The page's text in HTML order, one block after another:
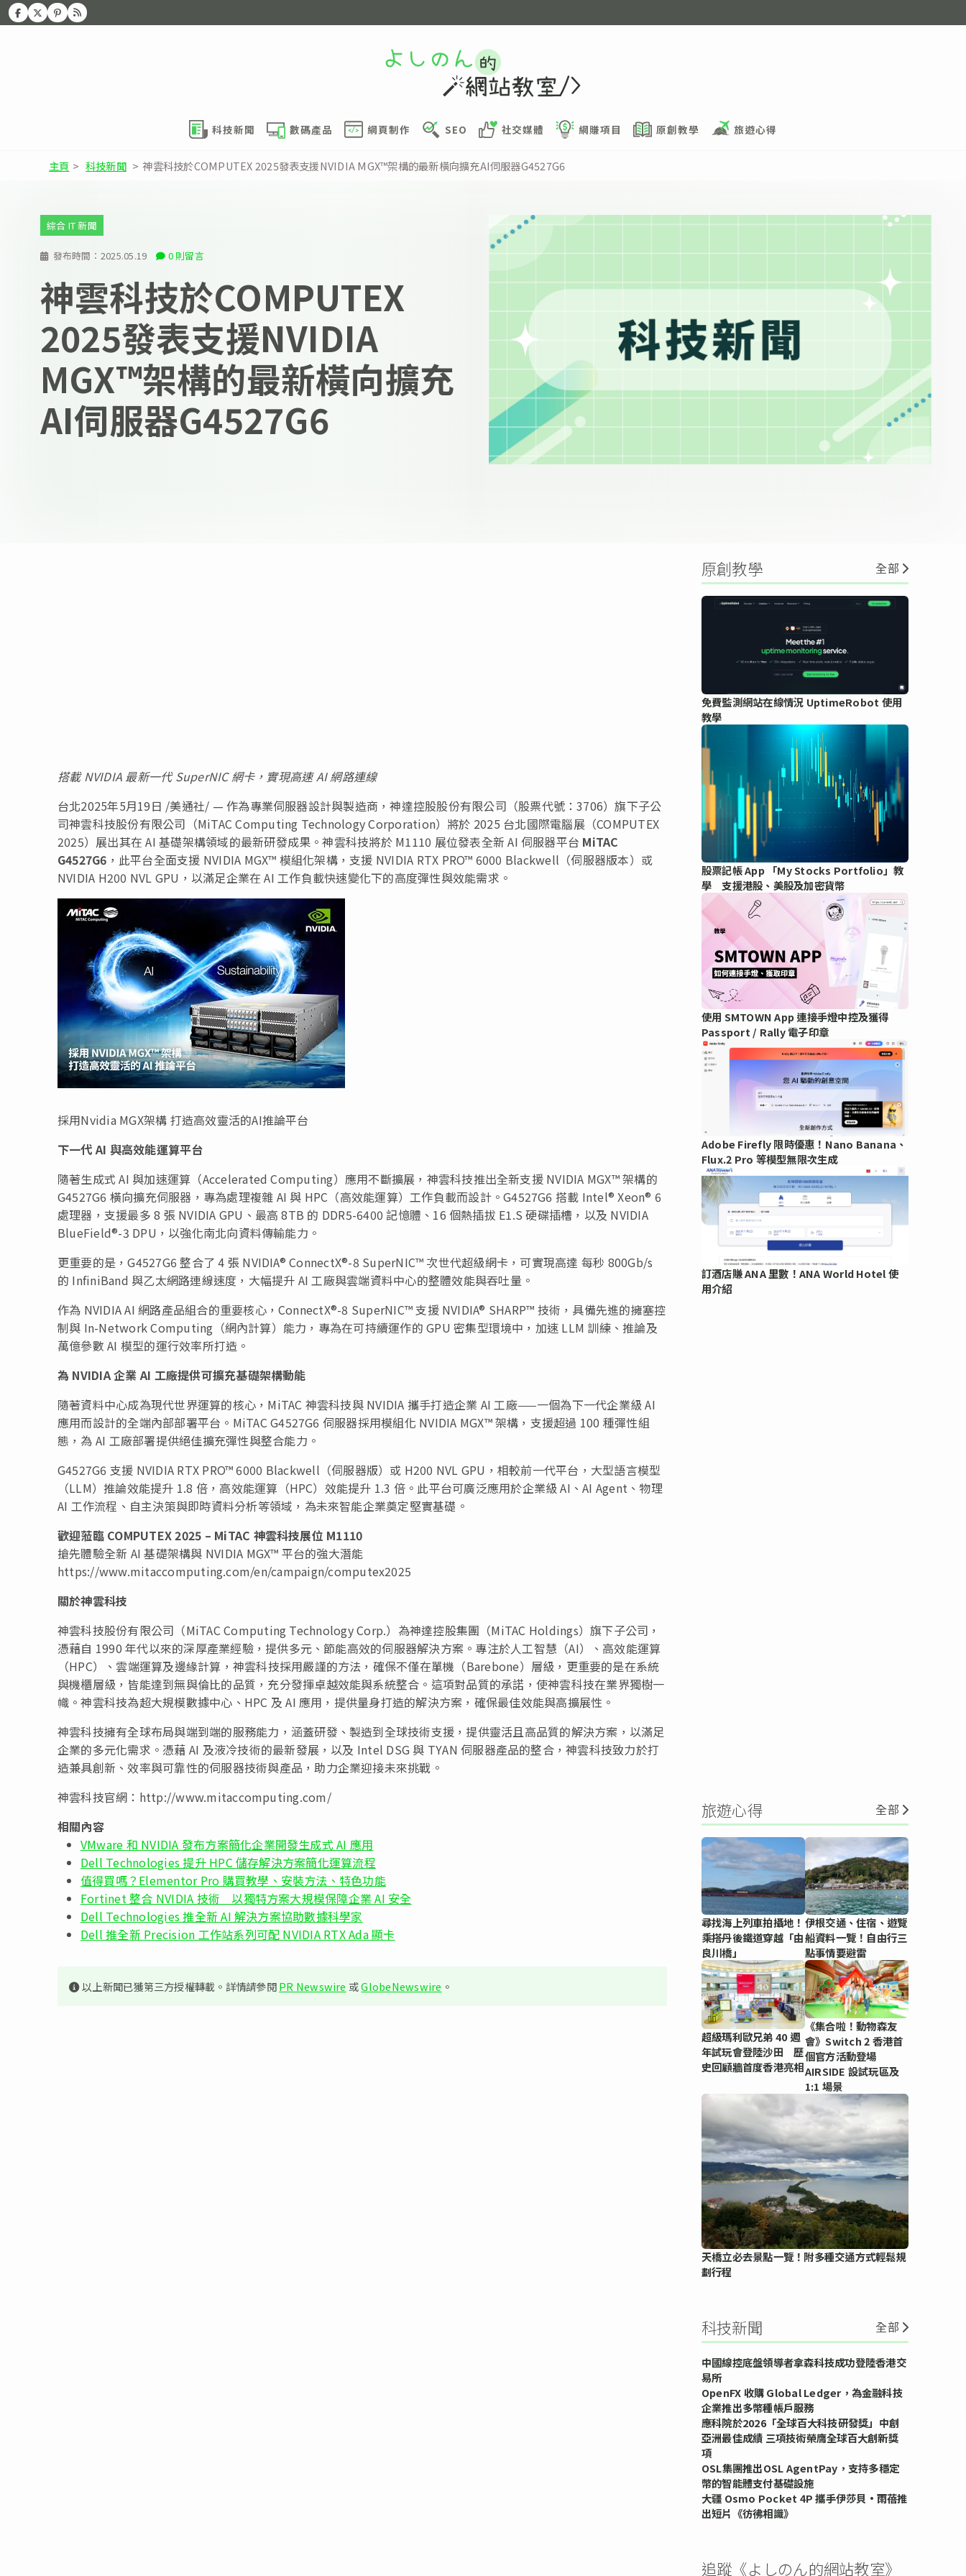
科技新聞 數碼產品 網頁制作 SEO 社交媒體 網賺項目 原創教學 旅遊心得
主頁 > 科技新聞 > 神雲科技於COMPUTEX 2025發表支援NVIDIA MGX™架構的最新橫向擴充AI伺服器G4527G6
發布時間： 2025.05.19 0 則留言
綜合 IT 新聞
神雲科技於COMPUTEX
2025發表支援NVIDIA
MGX™架構的最新橫向擴充
AI伺服器G4527G6
搭載NVIDIA 最新一代 SuperNIC 網卡，實現高速 AI 網路連線
台北2025年5月19日 /美通社/ — 作為專業伺服器設計與製造商，神達控股股份有限公司（股票代號：3706）旗下子公
司神雲科技股份有限公司（MiTAC Computing Technology Corporation）將於 2025 台北國際電腦展（COMPUTEX
2025）展出其在 AI 基礎架構領域的最新研發成果。神雲科技將於 M1110 展位發表全新 AI 伺服器平台 MiTAC
G4527G6 ，此平台全面支援 NVIDIA MGX™ 模組化架構，支援 NVIDIA RTX PRO™ 6000 Blackwell（伺服器版本）或
NVIDIA H200 NVL GPU，以滿足企業在 AI 工作負載快速變化下的高度彈性與效能需求 。
採用Nvidia MGX架構 打造高效靈活的AI推論平台
下一代 AI 與高效能運算平台
隨著生成式 AI 與加速運算（Accelerated Computing）應用不斷擴展，神雲科技推出全新支援 NVIDIA MGX™ 架構的
G4527G6 橫向擴充伺服器，專為處理複雜 AI 與 HPC（高效能運算）工作負載而設計。G4527G6 搭載 Intel® Xeon® 6
處理器，支援最多 8 張 NVIDIA GPU、最高 8TB 的 DDR5-6400 記憶體、16 個熱插拔 E1.S 硬碟插槽，以及 NVIDIA
BlueField®-3 DPU，以強化南北向資料傳輸能力。
更重要的是，G4527G6 整合了 4 張 NVIDIA® ConnectX®-8 SuperNIC™ 次世代超級網卡，可實現高達 每秒 800Gb/s
的 InfiniBand 與乙太網路連線速度，大幅提升 AI 工廠與雲端資料中心的整體效能與吞吐量。
作為 NVIDIA AI 網路產品組合的重要核心，ConnectX®-8 SuperNIC™ 支援 NVIDIA® SHARP™ 技術，具備先進的擁塞控
制與 In-Network Computing（網內計算）能力，專為在可持續運作的 GPU 密集型環境中，加速 LLM 訓練、推論及
萬億參數 AI 模型的運行效率所打造。
為 NVIDIA 企業 AI 工廠提供可擴充基礎架構動能
隨著資料中心成為現代世界運算的核心，MiTAC 神雲科技與 NVIDIA 攜手打造企業 AI 工廠——一個為下一代企業級 AI
應用而設計的全端內部部署平台。MiTAC G4527G6 伺服器採用模組化 NVIDIA MGX™ 架構，支援超過 100 種彈性組
態，為 AI 工廠部署提供絕佳擴充彈性與整合能力。
G4527G6 支援 NVIDIA RTX PRO™ 6000 Blackwell（伺服器版）或 H200 NVL GPU，相較前一代平台，大型語言模型
（LLM）推論效能提升 1.8 倍，高效能運算（HPC）效能提升 1.3 倍。此平台可廣泛應用於企業級 AI、AI Agent、物理
AI 工作流程、自主決策與即時資料分析等領域，為未來智能企業奠定堅實基礎。
歡迎蒞臨COMPUTEX 2025 – MiTAC 神雲科技展位 M1110
搶先體驗全新 AI 基礎架構與 NVIDIA MGX™ 平台的強大潛能
https://www.mitaccomputing.com/en/campaign/computex2025
關於神雲科技
神雲科技股份有限公司（MiTAC Computing Technology Corp.）為神達控股集團（MiTAC Holdings）旗下子公司，
憑藉自 1990 年代以來的深厚產業經驗，提供多元、節能高效的伺服器解決方案。專注於人工智慧（AI）、高效能運算
（HPC）、雲端運算及邊緣計算，神雲科技採用嚴謹的方法，確保不僅在單機（Barebone）層級，更重要的是在系統
與機櫃層級，皆能達到無與倫比的品質，充分發揮卓越效能與系統整合。這項對品質的承諾，使神雲科技在業界獨樹一
幟。神雲科技為超大規模數據中心、HPC 及 AI 應用，提供量身打造的解決方案，確保最佳效能與高擴展性。
神雲科技擁有全球布局與端到端的服務能力，涵蓋研發、製造到全球技術支援，提供靈活且高品質的解決方案，以滿足
企業的多元化需求。憑藉 AI 及液冷技術的最新發展，以及 Intel DSG 與 TYAN 伺服器產品的整合，神雲科技致力於打
造兼具創新、效率與可靠性的伺服器技術與產品，助力企業迎接未來挑戰。
神雲科技官網：http://www.mitaccomputing.com/
相關內容
VMware 和 NVIDIA 發布方案簡化企業開發生成式 AI 應用
Dell Technologies 提升 HPC 儲存解決方案簡化運算流程
值得買嗎？Elementor Pro 購買教學、安裝方法、特色功能
Fortinet 整合 NVIDIA 技術 以獨特方案大規模保障企業 AI 安全
Dell Technologies 推全新 AI 解決方案協助數據科學家
Dell 推全新 Precision 工作站系列可配 NVIDIA RTX Ada 顯卡
以上新聞已獲第三方授權轉載。詳情請參閱PR Newswire 或GlobeNewswire 。
原創教學 全部
免費監測網站在線情況 UptimeRobot 使用
教學
股票記帳 App 「My Stocks Portfolio」教
學 支援港股、美股及加密貨幣
使用 SMTOWN App 連接手燈中控及獲得
Passport / Rally 電子印章
Adobe Firefly 限時優惠！Nano Banana、
Flux.2 Pro 等模型無限次生成
訂酒店賺 ANA 里數！ANA World Hotel 使
用介紹
旅遊心得 全部
尋找海上列車拍攝地！
乘搭丹後鐵道穿越「由
良川橋」
伊根交通、住宿、遊覽
船資料一覽！自由行三
點事情要避雷
超級瑪利歐兄弟 40 週
年試玩會登陸沙田 歷
史回顧牆首度香港亮相
《集合啦！動物森友
會》Switch 2 香港首
個官方活動登場
AIRSIDE 設試玩區及
1:1 場景
天橋立必去景點一覽！附多種交通方式輕鬆規
劃行程
科技新聞 全部
中國線控底盤領導者拿森科技成功登陸香港交
易所
OpenFX 收購 Global Ledger，為金融科技
企業推出多幣種帳戶服務
應科院於2026「全球百大科技研發獎」中創
亞洲最佳成績 三項技術榮膺全球百大創新獎
項
OSL集團推出OSL AgentPay，支持多穩定
幣的智能體支付基礎設施
大疆 Osmo Pocket 4P 攜手伊莎貝•雨蓓推
出短片《彷彿相識》
追蹤《よしのん的網站教室》